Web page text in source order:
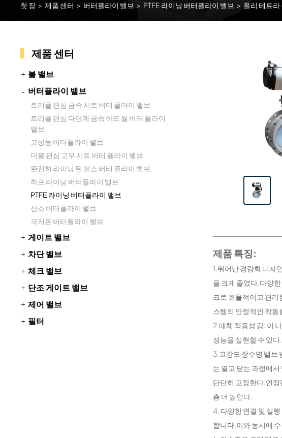
첫 장 > 제품 센터 > 버터플라이 밸브 > PTFE 라이닝 버터플라이 밸브 > 폴리 테트라
제품 센터
볼 밸브
버터플라이 밸브
트리플 편심 금속 시트 버터 플라이 밸브
트리플 편심 다단계 금속 하드 씰 버터 플라이
밸브
고성능 버터플라이 밸브
더블 편심 고무 시트 버터 플라이 밸브
완전히 라이닝 된 불소 버터 플라이 밸브
하프 라이닝 버터플라이 밸브
PTFE 라이닝 버터플라이 밸브
산소 버터플라이 밸브
극저온 버터플라이 밸브
게이트 밸브
차단 밸브
체크 밸브
단조 게이트 밸브
제어 밸브
필터
제품 특징:
1.뛰어난 경량화 디자
을 크게 줄였다.다양
크로 효율적이고 편
스템의 안정적인 작동
2.매체 적응성 강: 이
성능을 실현할 수 있
3.고강도 장수명 밸브
는 열고 닫는 과정에
단단히 고정한다.연
층 더 높인다.
4. 다양한 연결 및 실
합니다.이와 동시에